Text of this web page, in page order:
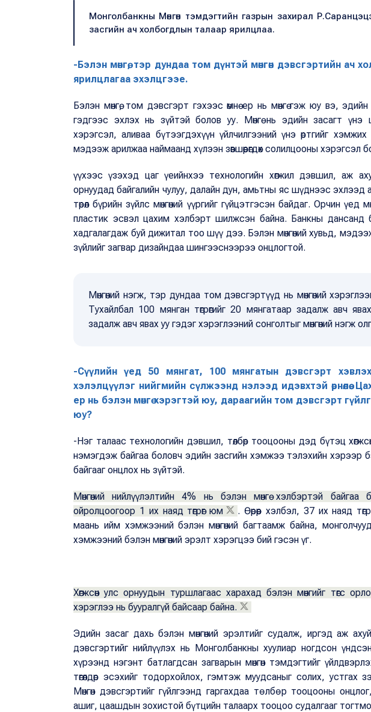
Монголбанкны Мөнгөн тэмдэгтийн газрын захирал
засгийн ач холбогдлын талаар ярилцлаа.
-Бэлэн мөнгө, тэр дундаа том дүнтэй мөнгөн дэвсгэртийн ач
ярилцлагаа эхэлцгээе.
Бэлэн мөнгө, том дэвсгэрт гэхээс өмнө ер нь мөнгө гэж юу вэ,
гэдгээс эхлэх нь зүйтэй болов уу. Мөнгө нь эдийн засагт үнэ
хэрэгсэл, аливаа бүтээгдэхүүн үйлчилгээний үнэ өртгийг
мэдээж арилжаа наймаанд хүлээн зөвшөөрөгдөх солилцооны хэрэгсэл
үүхээс үзэхэд цаг үеийнхээ технологийн хөгжил дэвшил, аж
орнуудад байгалийн чулуу, далайн дун, амьтны яс шүднээс эхлээд
төрөл бүрийн зүйлс мөнгөний үүргийг гүйцэтгэсэн байдаг. Орчин үед
пластик эсвэл цахим хэлбэрт шилжсэн байна. Банкны дансанд
хадгалагдаж буй дижитал тоо шүү дээ. Бэлэн мөнгөний хувьд,
зүйлийг загвар дизайндаа шингээснээрээ онцлогтой.
Мөнгөний нэгж, тэр дундаа том дэвсгэртүүд нь мөнгөний
Тухайлбал 100 мянган төгрөгийг 20 мянгатаар задалж авч
задалж авч явах уу гэдэг хэрэглээний сонголтыг мөнгөний нэгж
-Сүүлийн үед 50 мянгат, 100 мянгатын дэвсгэрт
хэлэлцүүлэг нийгмийн сүлжээнд нэлээд идэвхтэй өрнөлөө.
ер нь бэлэн мөнгө хэрэгтэй юу, дараагийн том дэвсгэрт
юу?
-Нэг талаас технологийн дэвшил, төлбөр тооцооны дэд бүтэц
нэмэгдэж байгаа боловч эдийн засгийн хэмжээ тэлэхийн хэрээр
байгааг онцлох нь зүйтэй.
Мөнгөний нийлүүлэлтийн 4% нь бэлэн мөнгө хэлбэртэй байгаа
ойролцоогоор 1 их наяд төгрөг юм
. Өөрөөр хэлбэл, 37 их наяд
маань ийм хэмжээний бэлэн мөнгөний багтаамж байна,
хэмжээний бэлэн мөнгөний эрэлт хэрэгцээ бий гэсэн үг.
Хөгжсөн улс орнуудын туршлагаас харахад бэлэн мөнгийг төгс
хэрэглээ нь бууралгүй байсаар байна.
Эдийн засаг дахь бэлэн мөнгөний эрэлтийг судалж, иргэд аж
дэвсгэртийг нийлүүлэх нь Монголбанкны хуулиар ногдсон
хүрээнд нэгэнт батлагдсан загварын мөнгөн тэмдэгтийг
төгөлдөр эсэхийг тодорхойлох, гэмтэж муудсаныг солих, устгах
Мөнгөн дэвсгэртийг гүйлгээнд гаргахдаа тѳлбѳр тооцооны
ашиг, цаашдын зохистой бүтцийн талаарх тооцоо судалгааг